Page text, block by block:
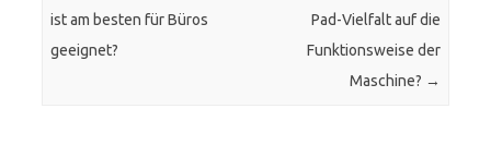
ist am besten für Büros
geeignet?
Pad-Vielfalt auf die
Funktionsweise der
Maschine? →